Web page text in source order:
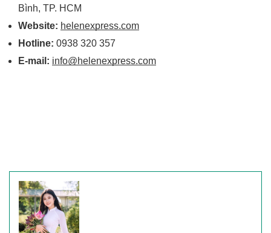
Bình, TP. HCM
Website: helenexpress.com
Hotline: 0938 320 357
E-mail: info@helenexpress.com